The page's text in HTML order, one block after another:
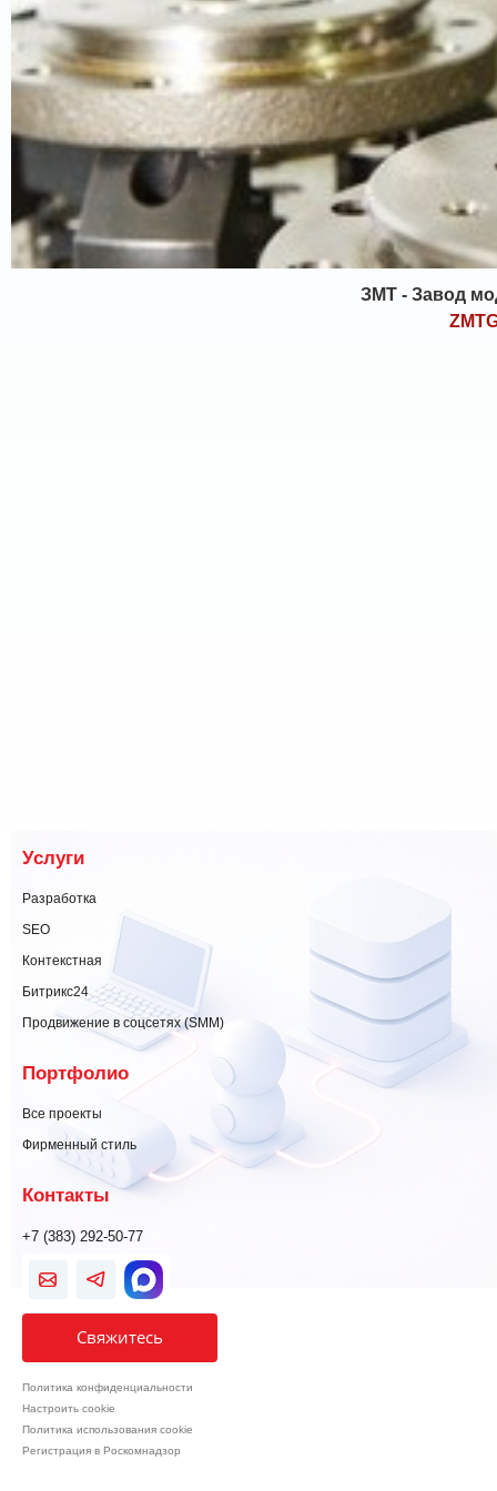
ЗМТ - Завод
Услуги
Разработка
SEO
Контекстная
Битрикс24
Продвижение в соцсетях (SMM)
Портфолио
Все проекты
Фирменный стиль
Контакты
+7 (383) 292-50-77
Свяжитесь
Политика конфиденциальности
Настроить cookie
Политика использования cookie
Регистрация в Роскомнадзор